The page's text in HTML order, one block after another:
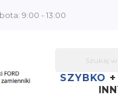
9:00 - 13:00
SZYBKO